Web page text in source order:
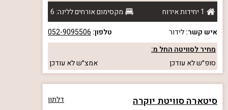
1 יחידות אירוח
מקסימום אורחים ללינה: 6
איש קשר:לידור טלפון: 052-9095506
מחיר לסוויטה החל מ:
סופ״שלא עודכן אמצ״שלא עודכן
סיטארה סוויטת יוקרה דלתון